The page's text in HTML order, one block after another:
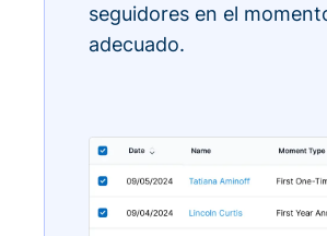
seguidores en el
adecuado.